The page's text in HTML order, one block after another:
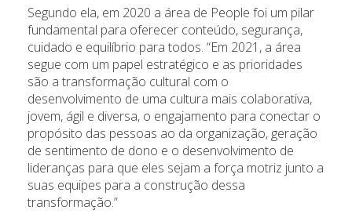
Segundo ela, em 2020 a área de People foi um pilar
fundamental para oferecer conteúdo, segurança,
cuidado e equilíbrio para todos. “Em 2021, a área
segue com um papel estratégico e as prioridades
são a transformação cultural com o
desenvolvimento de uma cultura mais colaborativa,
jovem, ágil e diversa, o engajamento para conectar o
propósito das pessoas ao da organização, geração
de sentimento de dono e o desenvolvimento de
lideranças para que eles sejam a força motriz junto a
suas equipes para a construção dessa
transformação.”